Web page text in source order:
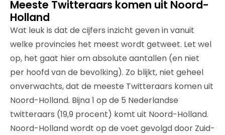
Meeste Twitteraars komen uit Noord-
Holland
Wat leuk is dat de cijfers inzicht geven in vanuit
welke provincies het meest wordt getweet. Let wel
op, het gaat hier om absolute aantallen (en niet
per hoofd van de bevolking). Zo blijkt, niet geheel
onverwachts, dat de meeste Twitteraars komen uit
Noord-Holland. Bijna 1 op de 5 Nederlandse
twitteraars (19,9 procent) komt uit Noord-Holland.
Noord-Holland wordt op de voet gevolgd door Zuid-